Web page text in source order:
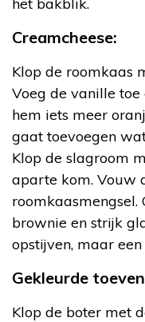
Creamcheese:
Klop de roomkaas
Voeg de vanille
hem iets meer
gaat toevoegen
Klop de slagroom
aparte kom. Vouw
roomkaasmengsel.
brownie en strijk
opstijven, maar
Gekleurde
Klop de boter met